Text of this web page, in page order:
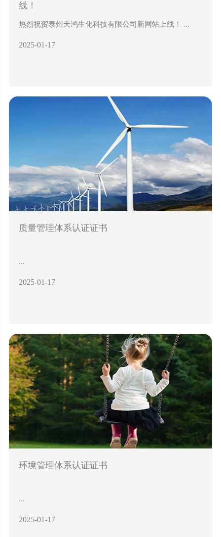
线！
热烈祝贺泰州天鸿生化科技有限公司新网站上线！ ...
2025-01-17
质量管理体系认证证书
...
2025-01-17
环境管理体系认证证书
...
2025-01-17